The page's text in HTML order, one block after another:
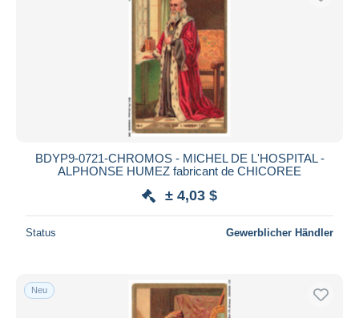
BDYP9-0721-CHROMOS - MICHEL DE L'HOSPITAL -
ALPHONSE HUMEZ fabricant de CHICOREE
± 4,03 $
Status Gewerblicher Händler
Neu